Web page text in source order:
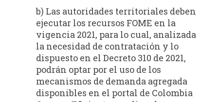
b) Las autoridades territoriales deben
ejecutar los recursos FOME en la
vigencia 2021, para lo cual, analizada
la necesidad de contratación y lo
dispuesto en el Decreto 310 de 2021,
podrán optar por el uso de los
mecanismos de demanda agregada
disponibles en el portal de Colombia